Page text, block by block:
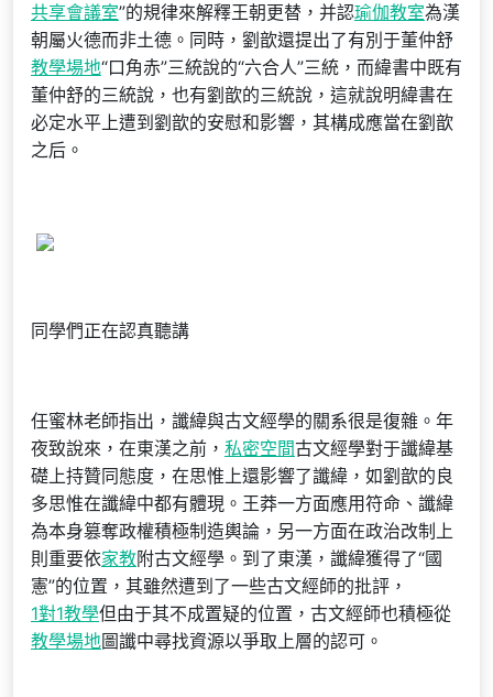
共享會議室”的規律來解釋王朝更替，并認瑜伽教室為漢
朝屬火德而非土德。同時，劉歆還提出了有別于董仲舒
教學場地“口角赤”三統說的“六合人”三統，而緯書中既有
董仲舒的三統說，也有劉歆的三統說，這就說明緯書在
必定水平上遭到劉歆的安慰和影響，其構成應當在劉歆
之后。
同學們正在認真聽講
任蜜林老師指出，讖緯與古文經學的關系很是復雜。年
夜致說來，在東漢之前， 私密空間古文經學對于讖緯基
礎上持贊同態度，在思惟上還影響了讖緯，如劉歆的良
多思惟在讖緯中都有體現。王莽一方面應用符命、讖緯
為本身篡奪政權積極制造輿論，另一方面在政治改制上
則重要依家教附古文經學。到了東漢，讖緯獲得了“國
憲”的位置，其雖然遭到了一些古文經師的批評，
1對1教學但由于其不成置疑的位置，古文經師也積極從
教學場地圖讖中尋找資源以爭取上層的認可。